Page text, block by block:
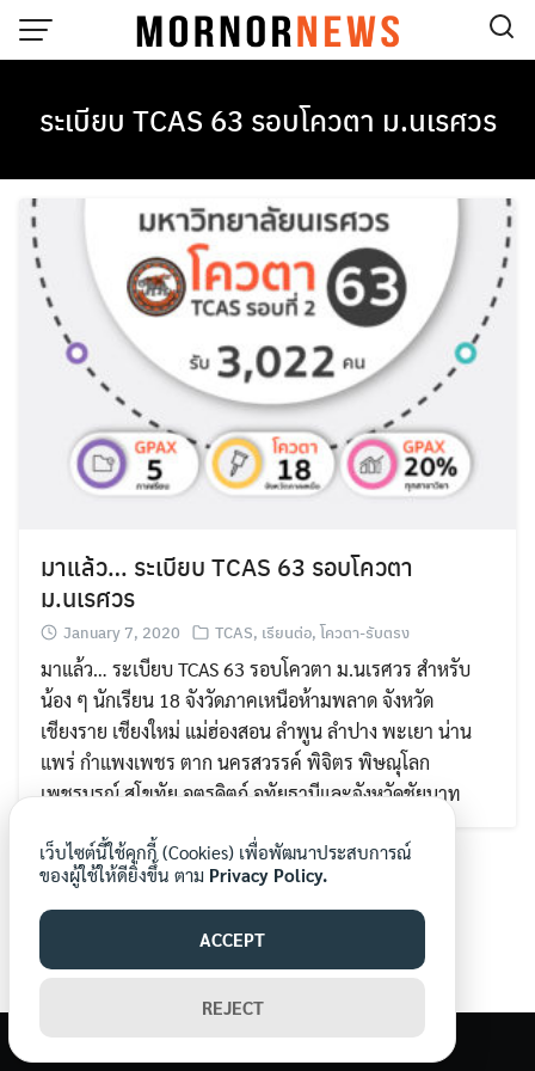
Skip
Search
for: Search
ระเบียบ TCAS 63 รอบโควตา ม.นเรศวร
มาแล้ว… ระเบียบ TCAS 63 รอบโควตา
ม.นเรศวร
January 7, 2020 TCAS, เรียนต่อ, โควตา-รับตรง
มาแล้ว… ระเบียบ TCAS 63 รอบโควตา ม.นเรศวร สำหรับ
น้อง ๆ นักเรียน 18 จังวัดภาคเหนือห้ามพลาด จังหวัด
เชียงราย เชียงใหม่ แม่ฮ่องสอน ลำพูน ลำปาง พะเยา น่าน
แพร่ กำแพงเพชร ตาก นครสวรรค์ พิจิตร พิษณุโลก
เพชรบูรณ์ สุโขทัย อุตรดิตถ์ อุทัยธานีและจังหวัดชัยนาท
เว็บไซต์นี้ใช้คุกกี้ (Cookies) เพื่อพัฒนาประสบการณ์
ของผู้ใช้ให้ดียิ่งขึ้น ตาม Privacy Policy.
ACCEPT
REJECT